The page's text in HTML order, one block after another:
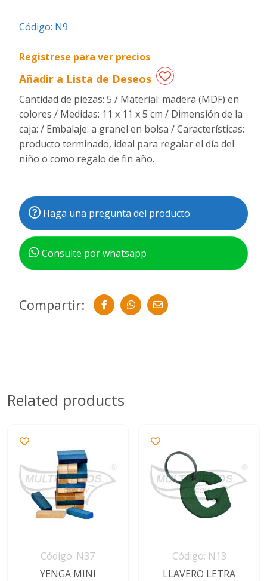
Regalos
fechas
especiales
Código: N9
Registrese para ver precios
Añadir a Lista de Deseos
Cantidad de piezas: 5 / Material: madera (MDF) en
colores / Medidas: 11 x 11 x 5 cm / Dimensión de la
caja: / Embalaje: a granel en bolsa / Características:
producto terminado, ideal para regalar el día del
niño o como regalo de fin año.
Haga una pregunta del producto
Consulte por whatsapp
Compartir:
Related products
Código: N37
YENGA MINI
Código: N13
LLAVERO LETRA